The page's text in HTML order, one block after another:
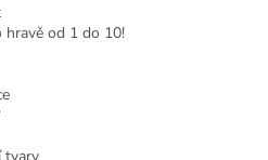
hravě od 1 do 10!